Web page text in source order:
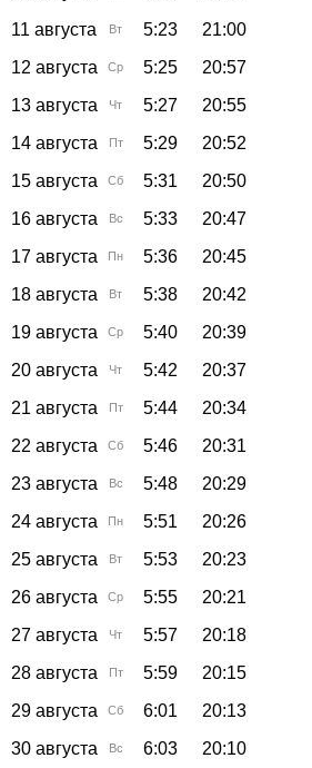
11 августа
Вт 5:23 21:00
12 августа
Ср 5:25 20:57
13 августа
Чт 5:27 20:55
14 августа
Пт 5:29 20:52
15 августа
Сб 5:31 20:50
16 августа
Вс 5:33 20:47
17 августа
Пн 5:36 20:45
18 августа
Вт 5:38 20:42
19 августа
Ср 5:40 20:39
20 августа
Чт 5:42 20:37
21 августа
Пт 5:44 20:34
22 августа
Сб 5:46 20:31
23 августа
Вс 5:48 20:29
24 августа
Пн 5:51 20:26
25 августа
Вт 5:53 20:23
26 августа
Ср 5:55 20:21
27 августа
Чт 5:57 20:18
28 августа
Пт 5:59 20:15
29 августа
Сб 6:01 20:13
30 августа
Вс 6:03 20:10